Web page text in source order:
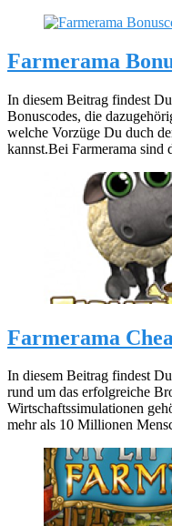
Farmerama
In diesem Beitrag findest
Bonuscodes, die
welche Vorzüge Du duch
kannst.Bei Farmerama sind
Farmerama
In diesem Beitrag findest
rund um das erfolgreiche
Wirtschaftssimulationen
mehr als 10 Millionen